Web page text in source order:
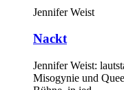
Jennifer Weist
Nackt
Jennifer Weist:
Misogynie und